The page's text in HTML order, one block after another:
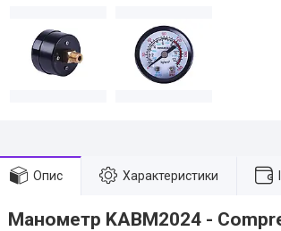
Опис Характеристики
Манометр KABM2024 -